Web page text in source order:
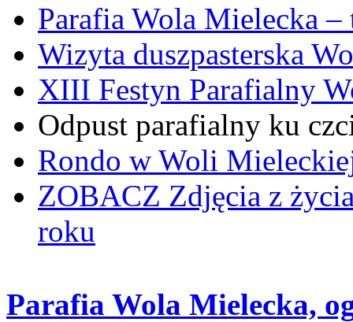
Parafia Wola Mielecka
Wizyta duszpasterska
XIII Festyn Parafialny
Odpust parafialny ku
Rondo w Woli
ZOBACZ Zdjęcia z
roku
Parafia Wola Mielecka,